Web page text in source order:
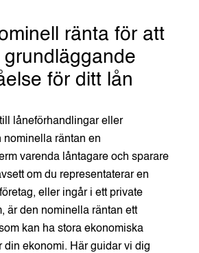
ränta för att
grundläggande
för ditt lån
låneförhandlingar eller
nominella räntan en
varenda låntagare och sparare
om du representaterar en
eller ingår i ett private
är den nominella räntan ett
kan ha stora ekonomiska
din ekonomi. Här guidar vi dig